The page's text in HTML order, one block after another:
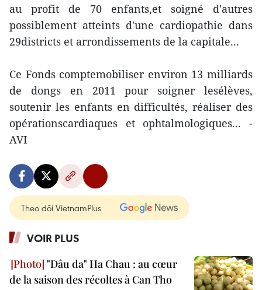
au profit de 70 enfants,et soigné d'autres
possiblement atteints d'une cardiopathie dans
29districts et arrondissements de la capitale...
Ce Fonds comptemobiliser environ 13 milliards
de dongs en 2011 pour soigner lesélèves,
soutenir les enfants en difficultés, réaliser des
opérationscardiaques et ophtalmologiques... -
AVI
Theo dõi VietnamPlus
VOIR PLUS
"Dâu da" Ha Chau : au cœur
de la saison des récoltes à Can Tho